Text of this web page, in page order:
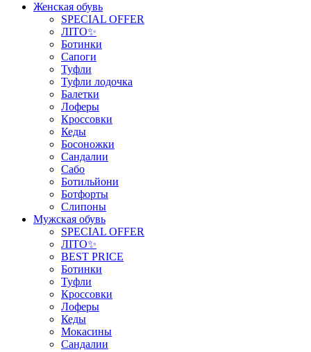
Женская обувь
SPECIAL OFFER
ЛІТО✨
Ботинки
Сапоги
Туфли
Туфли лодочка
Балетки
Лоферы
Кроссовки
Кеды
Босоножки
Сандалии
Сабо
Ботильйони
Ботфорты
Слипоны
Мужская обувь
SPECIAL OFFER
ЛІТО✨
BEST PRICE
Ботинки
Туфли
Кроссовки
Лоферы
Кеды
Мокасины
Сандалии